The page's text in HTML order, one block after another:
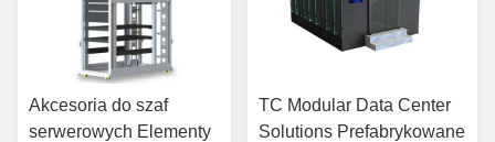
Akcesoria do szaf
serwerowych Elementy
TC Modular Data Center
Solutions Prefabrykowane